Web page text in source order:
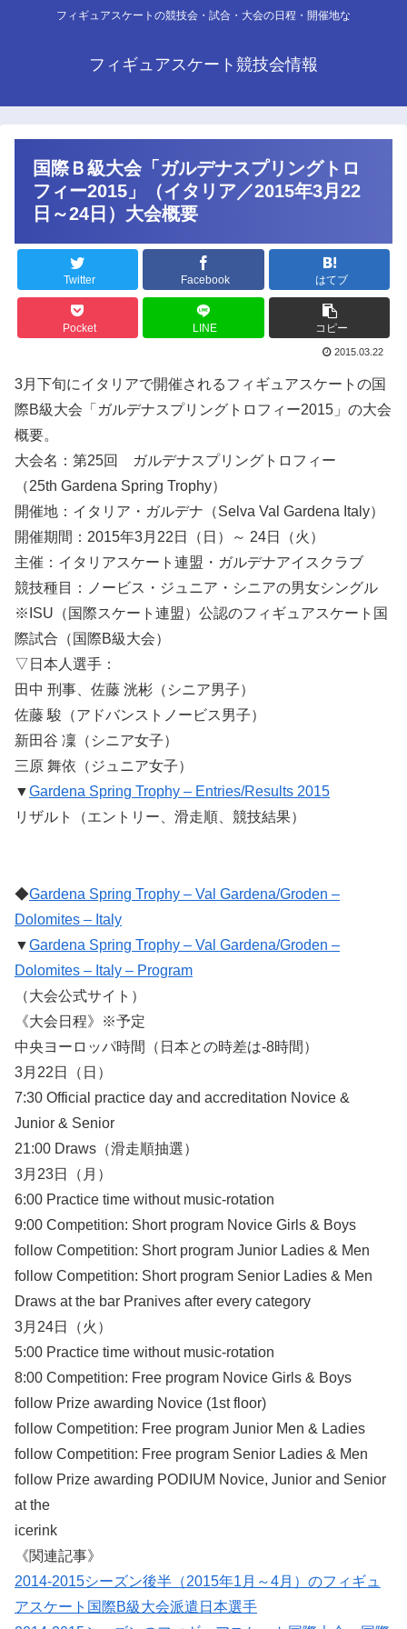
フィギュアスケートの競技会・試合・大会の日程・開催地な
フィギュアスケート競技会情報
国際Ｂ級大会「ガルデナスプリングトロ
フィー2015」（イタリア／2015年3月22
日～24日）大会概要
Twitter Facebook はてブ
Pocket LINE コピー
2015.03.22
3月下旬にイタリアで開催されるフィギュアスケートの国
際B級大会「ガルデナスプリングトロフィー2015」の大会
概要。
大会名：第25回 ガルデナスプリングトロフィー
（25th Gardena Spring Trophy）
開催地：イタリア・ガルデナ（Selva Val Gardena Italy）
開催期間：2015年3月22日（日）～ 24日（火）
主催：イタリアスケート連盟・ガルデナアイスクラブ
競技種目：ノービス・ジュニア・シニアの男女シングル
※ISU（国際スケート連盟）公認のフィギュアスケート国
際試合（国際B級大会）
▽日本人選手：
田中 刑事、佐藤 洸彬（シニア男子）
佐藤 駿（アドバンストノービス男子）
新田谷 凜（シニア女子）
三原 舞依（ジュニア女子）
▼Gardena Spring Trophy – Entries/Results 2015
リザルト（エントリー、滑走順、競技結果）
◆Gardena Spring Trophy – Val Gardena/Groden –
Dolomites – Italy
▼Gardena Spring Trophy – Val Gardena/Groden –
Dolomites – Italy – Program
（大会公式サイト）
《大会日程》※予定
中央ヨーロッパ時間（日本との時差は-8時間）
3月22日（日）
7:30 Official practice day and accreditation Novice &
Junior & Senior
21:00 Draws（滑走順抽選）
3月23日（月）
6:00 Practice time without music-rotation
9:00 Competition: Short program Novice Girls & Boys
follow Competition: Short program Junior Ladies & Men
follow Competition: Short program Senior Ladies & Men
Draws at the bar Pranives after every category
3月24日（火）
5:00 Practice time without music-rotation
8:00 Competition: Free program Novice Girls & Boys
follow Prize awarding Novice (1st floor)
follow Competition: Free program Junior Men & Ladies
follow Competition: Free program Senior Ladies & Men
follow Prize awarding PODIUM Novice, Junior and Senior
at the
icerink
《関連記事》
2014-2015シーズン後半（2015年1月～4月）のフィギュ
アスケート国際B級大会派遣日本選手